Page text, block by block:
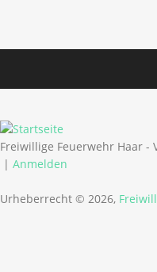
Freiwillige Feuerwehr Haar -
| Anmelden
Urheberrecht © 2026,